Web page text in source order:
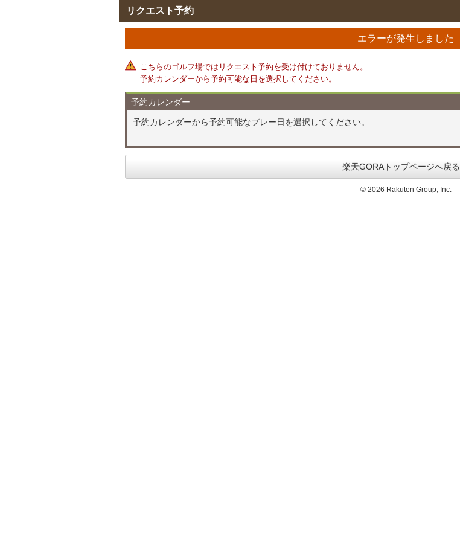
リクエスト予約
エラーが発生しました
こちらのゴルフ場ではリクエスト予約を受け付けておりません。
予約カレンダーから予約可能な日を選択してください。
予約カレンダー
予約カレンダーから予約可能なプレー日を選択してください。
楽天GORAトップページへ戻る
© 2026 Rakuten Group, Inc.